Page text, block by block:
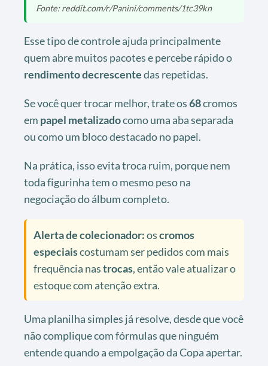
Fonte: reddit.com/r/Panini/comments/1tc39kn
Esse tipo de controle ajuda principalmente
quem abre muitos pacotes e percebe rápido o
rendimento decrescentedas repetidas.
Se você quer trocar melhor, trate os68cromos
em papel metalizadocomo uma aba separada
ou como um bloco destacado no papel.
Na prática, isso evita troca ruim, porque nem
toda figurinha tem o mesmo peso na
negociação do álbum completo.
Alerta de colecionador:oscromos
especiaiscostumam ser pedidos com mais
frequência nastrocas, então vale atualizar o
estoque com atenção extra.
Uma planilha simples já resolve, desde que você
não complique com fórmulas que ninguém
entende quando a empolgação da Copa apertar.